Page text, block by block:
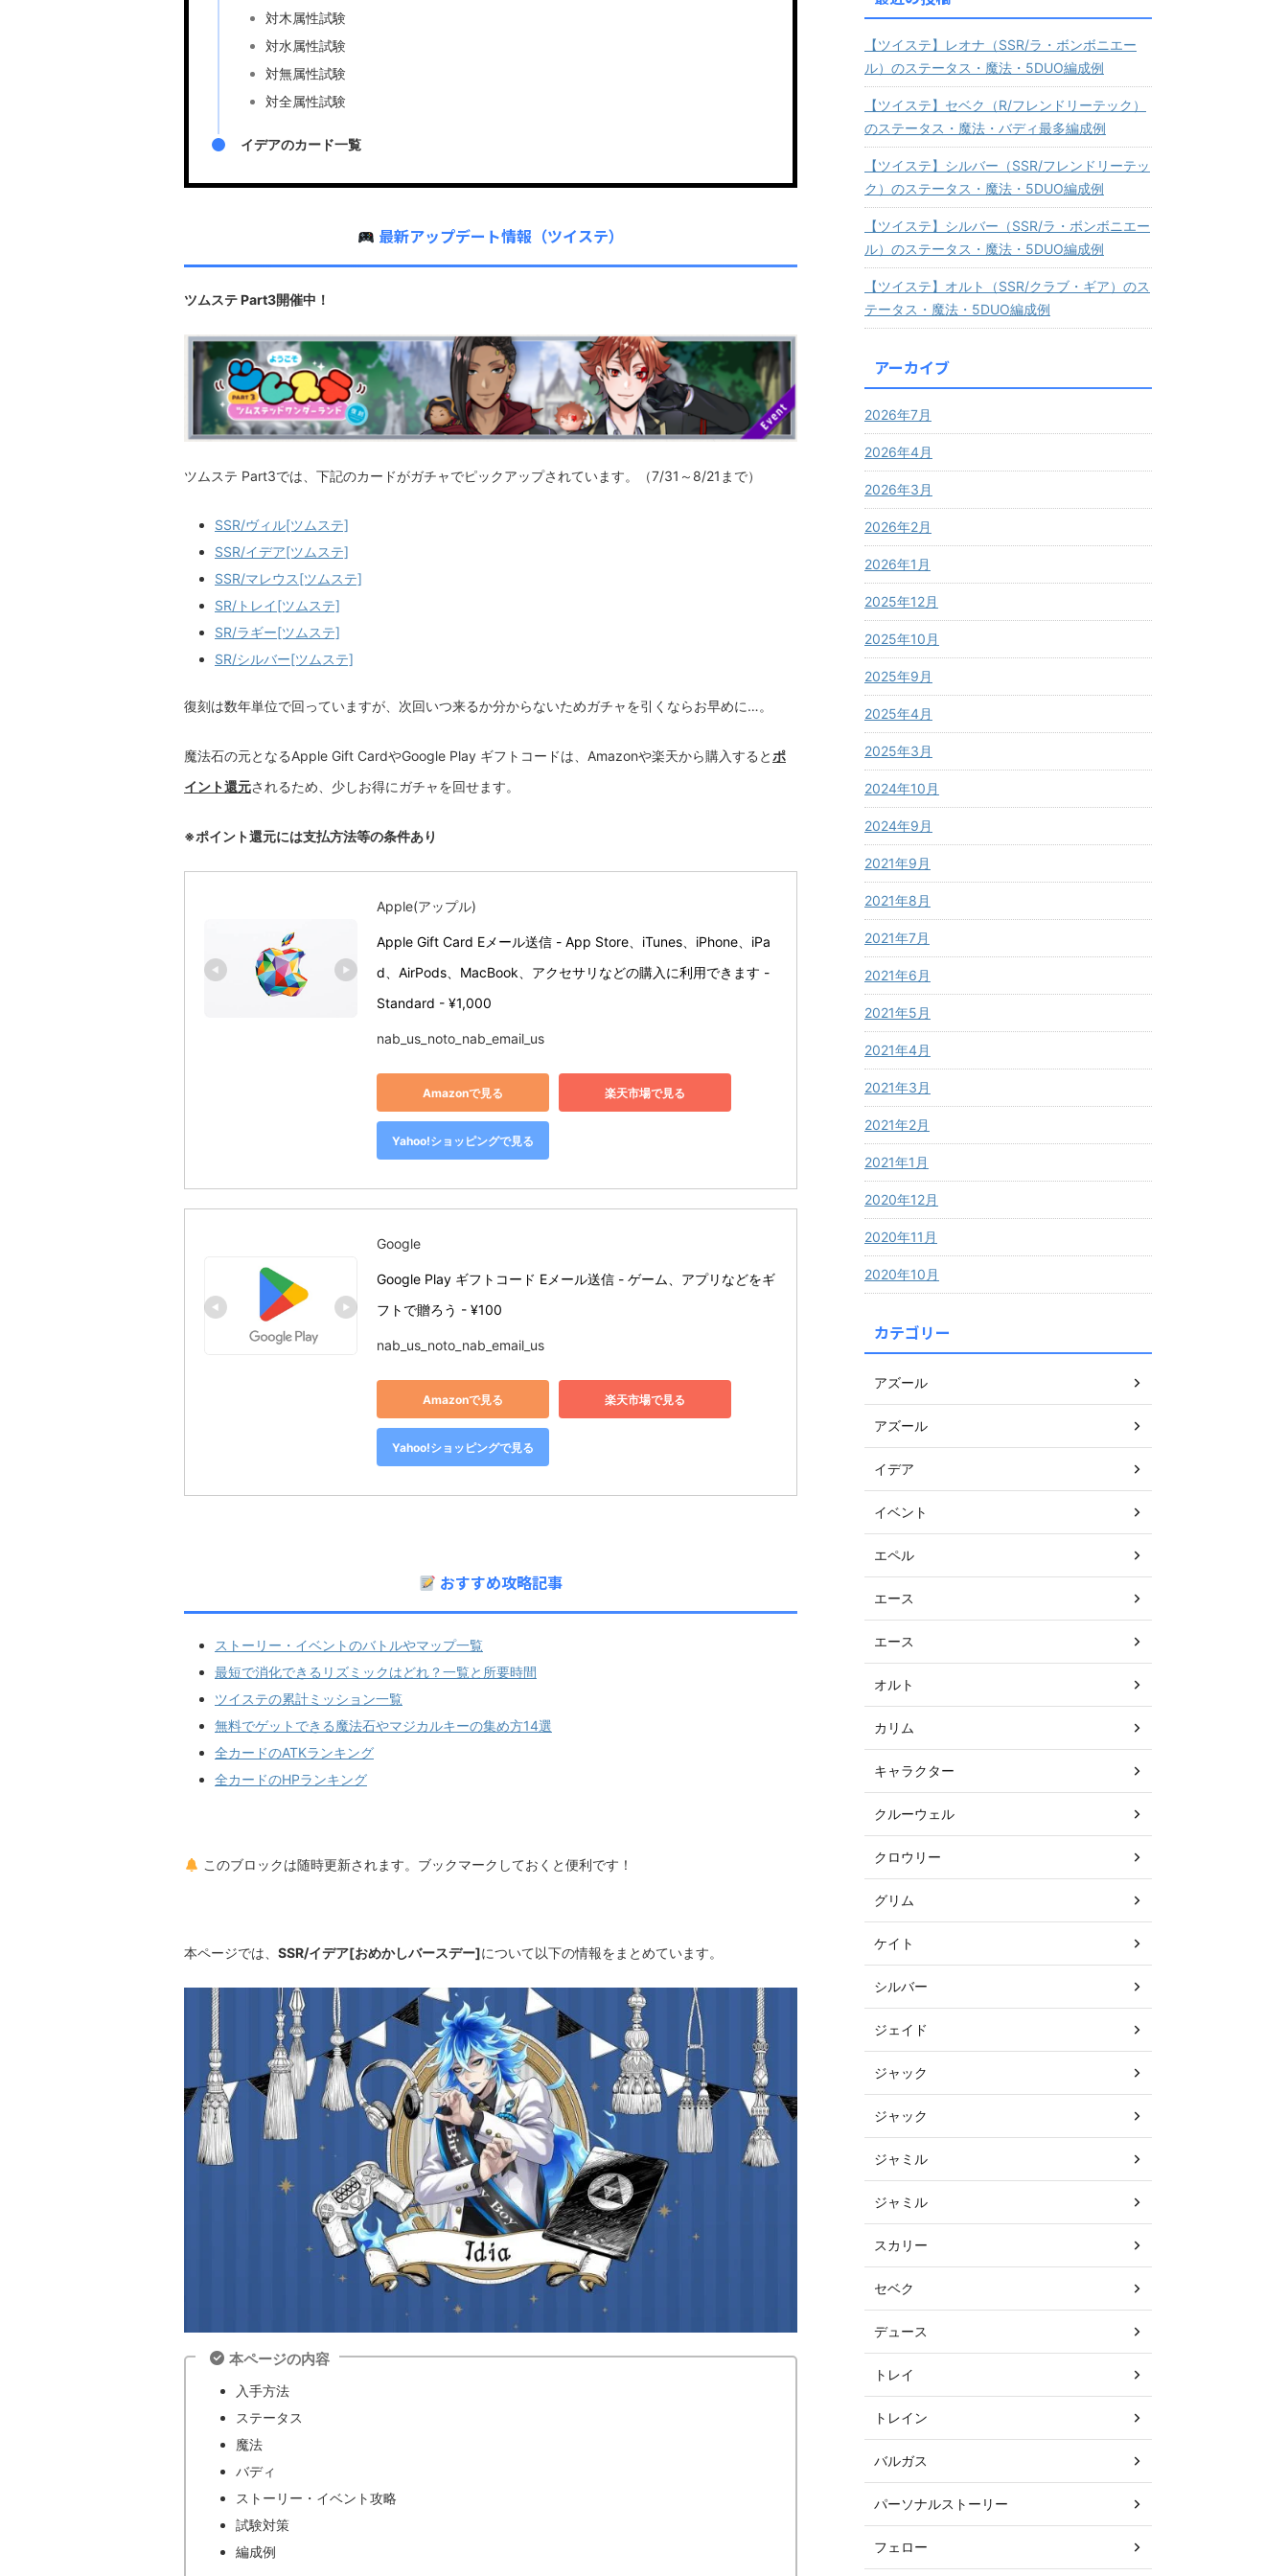
対木属性試験
対水属性試験
対無属性試験
対全属性試験
イデアのカード一覧
最新アップデート情報（ツイステ）
ツムステ Part3開催中！
ツムステ Part3では、下記のカードがガチャでピックアップされています。（7/31～8/21まで）
SSR/ヴィル[ツムステ]
SSR/イデア[ツムステ]
SSR/マレウス[ツムステ]
SR/トレイ[ツムステ]
SR/ラギー[ツムステ]
SR/シルバー[ツムステ]
復刻は数年単位で回っていますが、次回いつ来るか分からないためガチャを引くならお早めに…。
魔法石の元となるApple Gift CardやGoogle Play ギフトコードは、Amazonや楽天から購入すると ポ
イント還元されるため、少しお得にガチャを回せます。
※ポイント還元には支払方法等の条件あり
Apple(アップル)
Apple Gift Card Eメール送信 - App Store、iTunes、iPhone、iPa
d、AirPods、MacBook、アクセサリなどの購入に利用できます -
Standard - ¥1,000
nab_us_noto_nab_email_us
Amazonで見る 楽天市場で見る
Yahoo!ショッピングで見る
Google
Google Play ギフトコード Eメール送信 - ゲーム、アプリなどをギ
フトで贈ろう - ¥100
nab_us_noto_nab_email_us
Amazonで見る 楽天市場で見る
Yahoo!ショッピングで見る
おすすめ攻略記事
ストーリー・イベントのバトルやマップ一覧
最短で消化できるリズミックはどれ？一覧と所要時間
ツイステの累計ミッション一覧
無料でゲットできる魔法石やマジカルキーの集め方14選
全カードのATKランキング
全カードのHPランキング
このブロックは随時更新されます。ブックマークしておくと便利です！
本ページでは、 SSR/イデア[おめかしバースデー]について以下の情報をまとめています。
本ページの内容
入手方法
ステータス
魔法
バディ
ストーリー・イベント攻略
試験対策
編成例
【ツイステ】レオナ（SSR/ラ・ボンボニエー
ル）のステータス・魔法・5DUO編成例
【ツイステ】セベク（R/フレンドリーテック）
のステータス・魔法・バディ最多編成例
【ツイステ】シルバー（SSR/フレンドリーテッ
ク）のステータス・魔法・5DUO編成例
【ツイステ】シルバー（SSR/ラ・ボンボニエー
ル）のステータス・魔法・5DUO編成例
【ツイステ】オルト（SSR/クラブ・ギア）のス
テータス・魔法・5DUO編成例
アーカイブ
2026年7月
2026年4月
2026年3月
2026年2月
2026年1月
2025年12月
2025年10月
2025年9月
2025年4月
2025年3月
2024年10月
2024年9月
2021年9月
2021年8月
2021年7月
2021年6月
2021年5月
2021年4月
2021年3月
2021年2月
2021年1月
2020年12月
2020年11月
2020年10月
カテゴリー
アズール
アズール
イデア
イベント
エペル
エース
エース
オルト
カリム
キャラクター
クルーウェル
クロウリー
グリム
ケイト
シルバー
ジェイド
ジャック
ジャック
ジャミル
ジャミル
スカリー
セベク
デュース
トレイ
トレイン
バルガス
パーソナルストーリー
フェロー